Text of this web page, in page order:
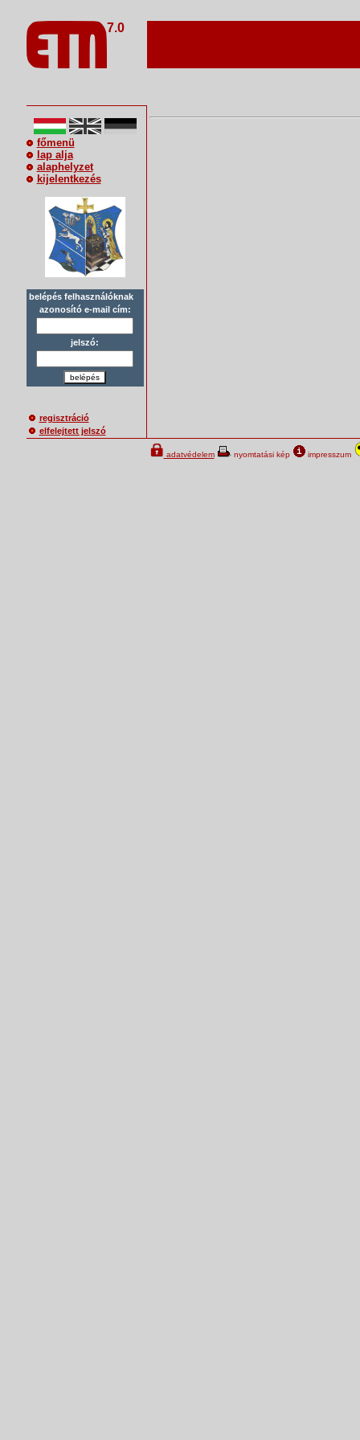
7.0
főmenü
lap alja
alaphelyzet
kijelentkezés
belépés felhasználóknak
azonosító e-mail cím:
jelszó:
belépés
regisztráció
elfelejtett jelszó
adatvédelem nyomtatási kép impresszum